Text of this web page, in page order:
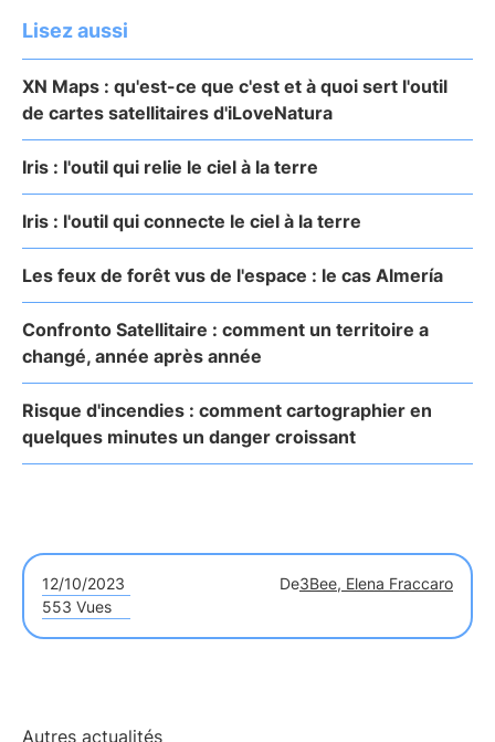
Lisez aussi
XN Maps : qu'est-ce que c'est et à quoi sert l'outil
de cartes satellitaires d'iLoveNatura
Iris : l'outil qui relie le ciel à la terre
Iris : l'outil qui connecte le ciel à la terre
Les feux de forêt vus de l'espace : le cas Almería
Confronto Satellitaire : comment un territoire a
changé, année après année
Risque d'incendies : comment cartographier en
quelques minutes un danger croissant
12/10/2023 De3Bee, Elena Fraccaro
553 Vues
Autres actualités